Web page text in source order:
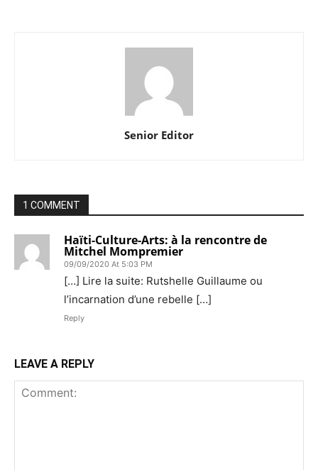
Senior Editor
1 COMMENT
Haïti-Culture-Arts: à la rencontre de
Mitchel Mompremier
09/09/2020 At 5:03 PM
[…] Lire la suite: Rutshelle Guillaume ou
l’incarnation d’une rebelle […]
Reply
LEAVE A REPLY